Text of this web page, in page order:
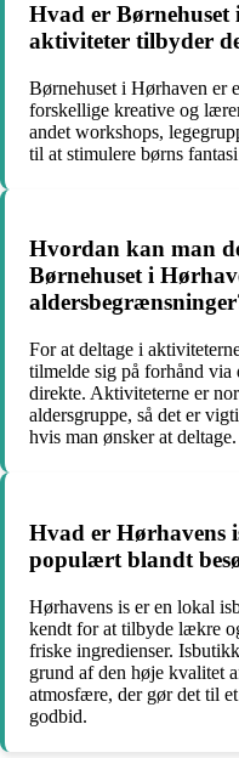
Hvad er
aktiviteter tilbyder
Børnehuset i Hørhaven er
forskellige kreative og
andet workshops,
til at stimulere børns
Hvordan kan man
Børnehuset i
For at deltage i
tilmelde sig på forhånd via
direkte. Aktiviteterne er
aldersgruppe, så det er
hvis man ønsker at deltage.
Hvad er Hørhavens
populært blandt
Hørhavens is er en lokal
kendt for at tilbyde lækre
friske ingredienser.
grund af den høje kvalitet
atmosfære, der gør det til
godbid.